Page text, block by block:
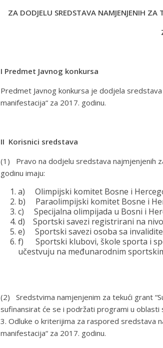
ZA DODJELU SREDSTAVA NAMJENJENIH ZA
I Predmet Javnog konkursa
Predmet Javnog konkursa je dodjela
manifestacija“ za 2017. godinu.
II Korisnici sredstava
(1) Pravo na dodjelu sredstava najmjenjenih
godinu imaju:
a) Olimpijski komitet Bosne i
b) Paraolimpijski komitet Bosne i
c) Specijalna olimpijada u Bosni i
d) Sportski savezi registrirani na
e) Sportski savezi osoba sa
f) Sportski klubovi, škole sporta i
učestvuju na međunarodnim
(2) Sredstvima namjenjenim za tekući grant
sufinansirat će se i podržati programi u
3. Odluke o kriterijima za raspored sredstava
manifestacija“ za 2017. godinu.